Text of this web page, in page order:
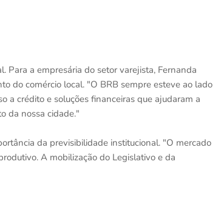
Para a empresária do setor varejista, Fernanda
do comércio local. "O BRB sempre esteve ao lado
a crédito e soluções financeiras que ajudaram a
da nossa cidade."
da previsibilidade institucional. "O mercado
A mobilização do Legislativo e da